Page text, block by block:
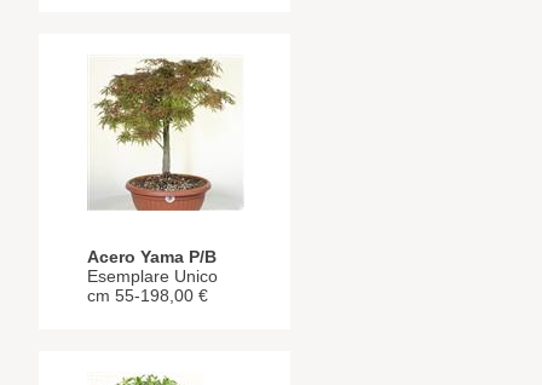
Acero Yama P/B
Esemplare Unico
cm 55-198,00 €